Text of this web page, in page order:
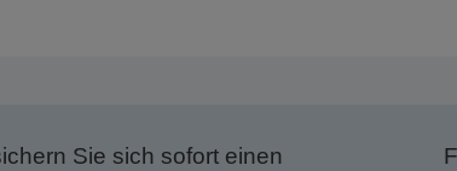
Sie sich sofort einen